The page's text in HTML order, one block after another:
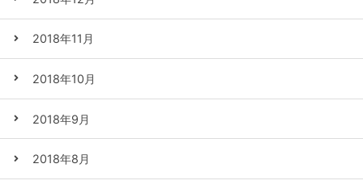
2018年11月
2018年10月
2018年9月
2018年8月